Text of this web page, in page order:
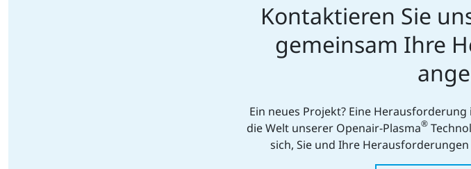
Kontaktieren Sie
gemeinsam Ihre
Ein neues Projekt? Eine
die Welt unserer Openair-Plasma®
sich, Sie und Ihre